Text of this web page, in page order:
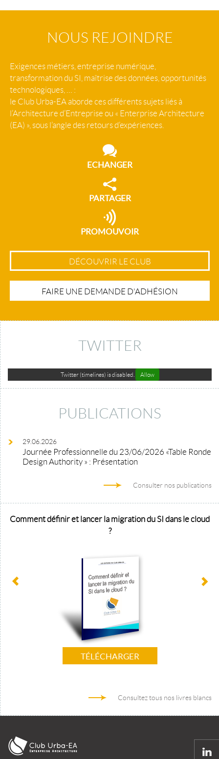
NOUS REJOINDRE
Exigences métiers, entreprise numérique,
transformation du SI, maîtrise des données, opportunités
technologiques, … :
le Club Urba-EA aborde ces différents sujets liés à
l’Architecture d’Entreprise ou « Enterprise Architecture
(EA) », sous l’angle des retours d’expériences.
ECHANGER
PARTAGER
PROMOUVOIR
DÉCOUVRIR LE CLUB
FAIRE UNE DEMANDE D'ADHÉSION
TWITTER
Twitter (timelines) is disabled. Allow
PUBLICATIONS
29.06.2026
Journée Professionnelle du 23/06/2026 «Table Ronde
Design Authority » : Présentation
Consulter nos publications
Comment définir et lancer la migration du SI dans le cloud
?
TÉLÉCHARGER
Consultez tous nos livres blancs